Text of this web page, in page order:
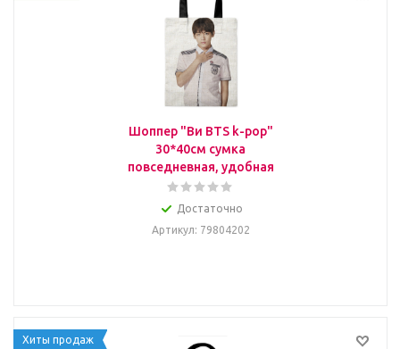
Шоппер "Ви BTS k-pop"
30*40см сумка
повседневная, удобная
Достаточно
Артикул: 79804202
Хиты продаж